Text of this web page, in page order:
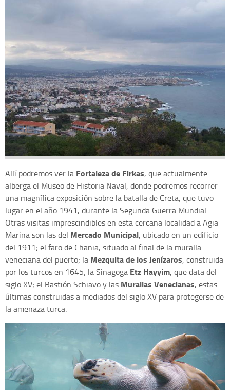
Allí podremos ver la Fortaleza de Firkas, que actualmente
alberga el Museo de Historia Naval, donde podremos recorrer
una magnífica exposición sobre la batalla de Creta, que tuvo
lugar en el año 1941, durante la Segunda Guerra Mundial.
Otras visitas imprescindibles en esta cercana localidad a Agia
Marina son las del Mercado Municipal, ubicado en un edificio
del 1911; el faro de Chania, situado al final de la muralla
veneciana del puerto; la Mezquita de los Jenízaros, construida
por los turcos en 1645; la Sinagoga Etz Hayyim, que data del
siglo XV; el Bastión Schiavo y las Murallas Venecianas, estas
últimas construidas a mediados del siglo XV para protegerse de
la amenaza turca.